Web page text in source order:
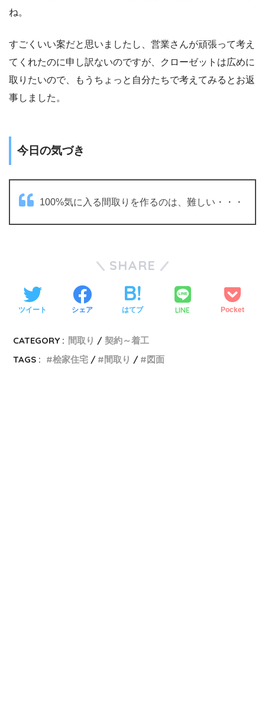
ね。
すごくいい案だと思いましたし、営業さんが頑張って考え
てくれたのに申し訳ないのですが、クローゼットは広めに
取りたいので、もうちょっと自分たちで考えてみるとお返
事しました。
今日の気づき
100%気に入る間取りを作るのは、難しい・・・
SHARE
ツイート シェア はてブ LINE Pocket
CATEGORY : 間取り
契約～着工
TAGS :
桧家住宅 間取り 図面